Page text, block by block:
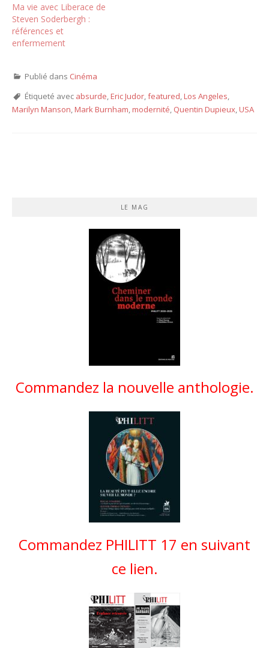
Ma vie avec Liberace de
Steven Soderbergh :
références et
enfermement
Publié dans Cinéma
Étiqueté avec absurde,Eric Judor,featured,Los Angeles,
Marilyn Manson,Mark Burnham,modernité, Quentin Dupieux,USA
LE MAG
Commandez la nouvelle anthologie.
Commandez PHILITT 17 en suivant
ce lien.